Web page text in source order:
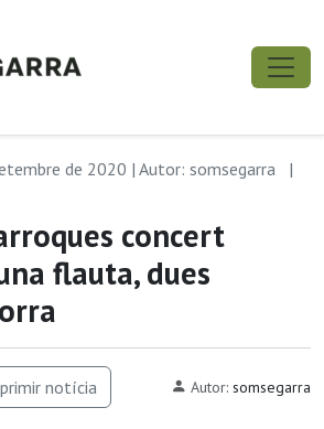
de 2020 | Autor: somsegarra
|
concert
flauta, dues
notícia Autor: somsegarra